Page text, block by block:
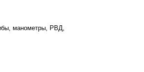
манометры, РВД,